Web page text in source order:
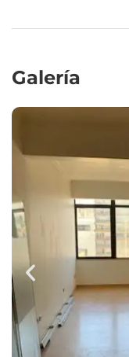
Galería